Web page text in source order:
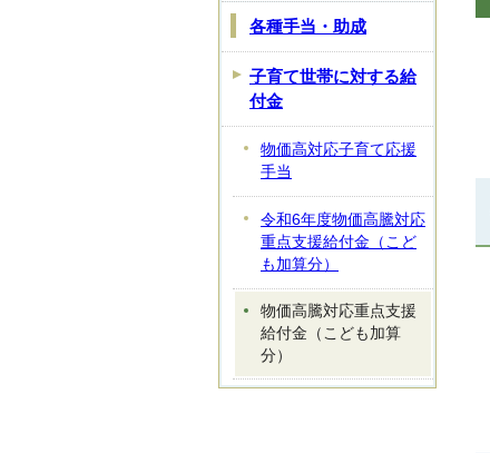
各種手当・助成
子育て世帯に対する給
付金
物価高対応子育て応援
手当
令和6年度物価高騰対応
重点支援給付金（こど
も加算分）
物価高騰対応重点支援
給付金（こども加算
分）